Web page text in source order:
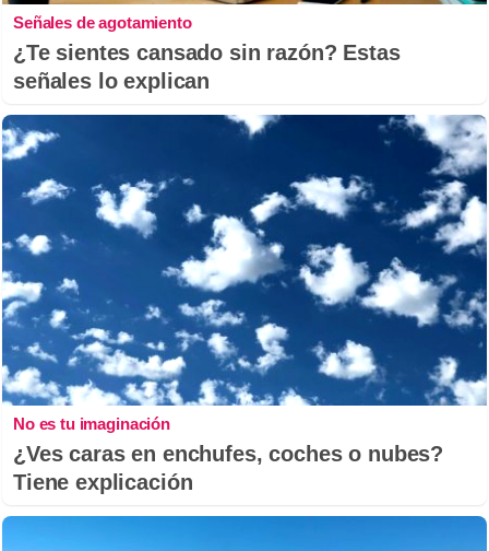
Señales de agotamiento
¿Te sientes cansado sin razón? Estas
señales lo explican
No es tu imaginación
¿Ves caras en enchufes, coches o nubes?
Tiene explicación